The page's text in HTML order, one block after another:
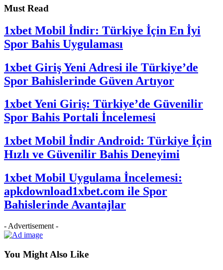
Must Read
1xbet Mobil İndir: Türkiye İçin En İyi
Spor Bahis Uygulaması
1xbet Giriş Yeni Adresi ile Türkiye’de
Spor Bahislerinde Güven Artıyor
1xbet Yeni Giriş: Türkiye’de Güvenilir
Spor Bahis Portali İncelemesi
1xbet Mobil İndir Android: Türkiye İçin
Hızlı ve Güvenilir Bahis Deneyimi
1xbet Mobil Uygulama İncelemesi:
apkdownload1xbet.com ile Spor
Bahislerinde Avantajlar
- Advertisement -
You Might Also Like